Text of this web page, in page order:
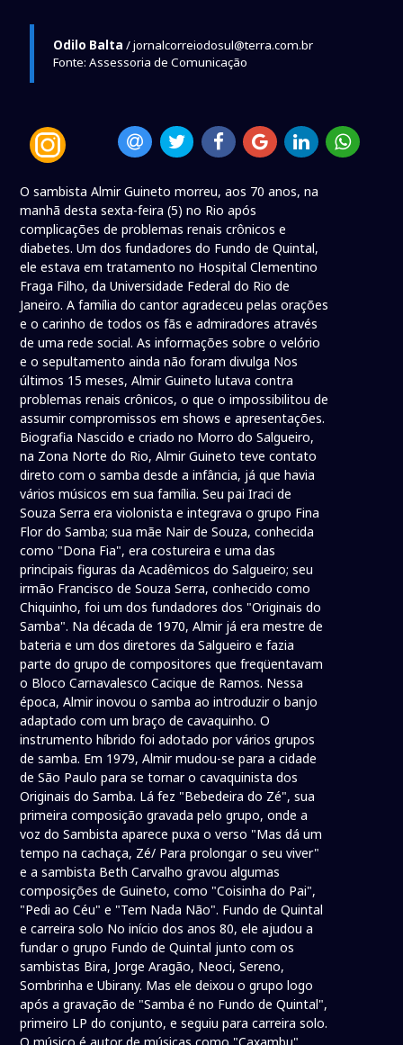
Odilo Balta / jornalcorreiodosul@terra.com.br
Fonte: Assessoria de Comunicação
O sambista Almir Guineto morreu, aos 70 anos, na
manhã desta sexta-feira (5) no Rio após
complicações de problemas renais crônicos e
diabetes. Um dos fundadores do Fundo de Quintal,
ele estava em tratamento no Hospital Clementino
Fraga Filho, da Universidade Federal do Rio de
Janeiro. A família do cantor agradeceu pelas orações
e o carinho de todos os fãs e admiradores através
de uma rede social. As informações sobre o velório
e o sepultamento ainda não foram divulga Nos
últimos 15 meses, Almir Guineto lutava contra
problemas renais crônicos, o que o impossibilitou de
assumir compromissos em shows e apresentações.
Biografia Nascido e criado no Morro do Salgueiro,
na Zona Norte do Rio, Almir Guineto teve contato
direto com o samba desde a infância, já que havia
vários músicos em sua família. Seu pai Iraci de
Souza Serra era violonista e integrava o grupo Fina
Flor do Samba; sua mãe Nair de Souza, conhecida
como "Dona Fia", era costureira e uma das
principais figuras da Acadêmicos do Salgueiro; seu
irmão Francisco de Souza Serra, conhecido como
Chiquinho, foi um dos fundadores dos "Originais do
Samba". Na década de 1970, Almir já era mestre de
bateria e um dos diretores da Salgueiro e fazia
parte do grupo de compositores que freqüentavam
o Bloco Carnavalesco Cacique de Ramos. Nessa
época, Almir inovou o samba ao introduzir o banjo
adaptado com um braço de cavaquinho. O
instrumento híbrido foi adotado por vários grupos
de samba. Em 1979, Almir mudou-se para a cidade
de São Paulo para se tornar o cavaquinista dos
Originais do Samba. Lá fez "Bebedeira do Zé", sua
primeira composição gravada pelo grupo, onde a
voz do Sambista aparece puxa o verso "Mas dá um
tempo na cachaça, Zé/ Para prolongar o seu viver"
e a sambista Beth Carvalho gravou algumas
composições de Guineto, como "Coisinha do Pai",
"Pedi ao Céu" e "Tem Nada Não". Fundo de Quintal
e carreira solo No início dos anos 80, ele ajudou a
fundar o grupo Fundo de Quintal junto com os
sambistas Bira, Jorge Aragão, Neoci, Sereno,
Sombrinha e Ubirany. Mas ele deixou o grupo logo
após a gravação de "Samba é no Fundo de Quintal",
primeiro LP do conjunto, e seguiu para carreira solo.